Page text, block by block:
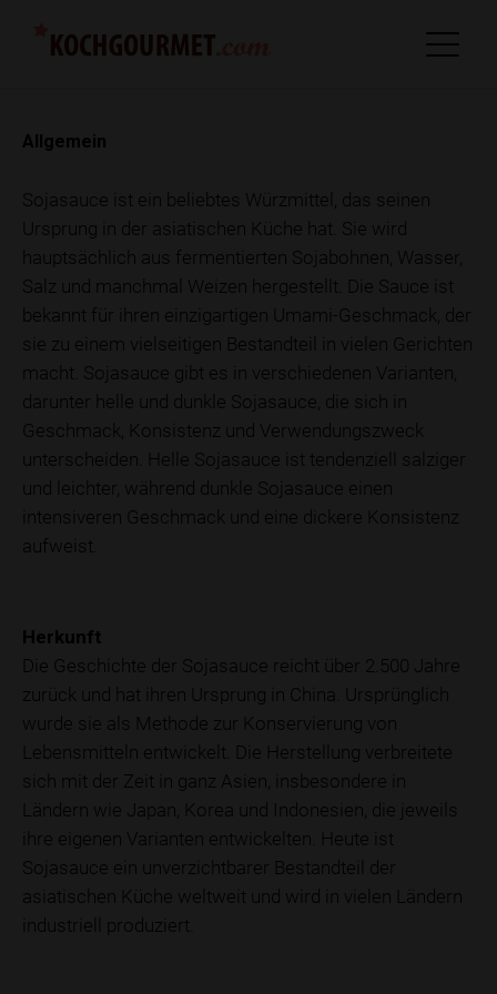
Allgemein
Sojasauce ist ein beliebtes Würzmittel, das seinen
Ursprung in der asiatischen Küche hat. Sie wird
hauptsächlich aus fermentierten Sojabohnen, Wasser,
Salz und manchmal Weizen hergestellt. Die Sauce ist
bekannt für ihren einzigartigen Umami-Geschmack, der
sie zu einem vielseitigen Bestandteil in vielen Gerichten
macht. Sojasauce gibt es in verschiedenen Varianten,
darunter helle und dunkle Sojasauce, die sich in
Geschmack, Konsistenz und Verwendungszweck
unterscheiden. Helle Sojasauce ist tendenziell salziger
und leichter, während dunkle Sojasauce einen
intensiveren Geschmack und eine dickere Konsistenz
aufweist.
Herkunft
Die Geschichte der Sojasauce reicht über 2.500 Jahre
zurück und hat ihren Ursprung in China. Ursprünglich
wurde sie als Methode zur Konservierung von
Lebensmitteln entwickelt. Die Herstellung verbreitete
sich mit der Zeit in ganz Asien, insbesondere in
Ländern wie Japan, Korea und Indonesien, die jeweils
ihre eigenen Varianten entwickelten. Heute ist
Sojasauce ein unverzichtbarer Bestandteil der
asiatischen Küche weltweit und wird in vielen Ländern
industriell produziert.